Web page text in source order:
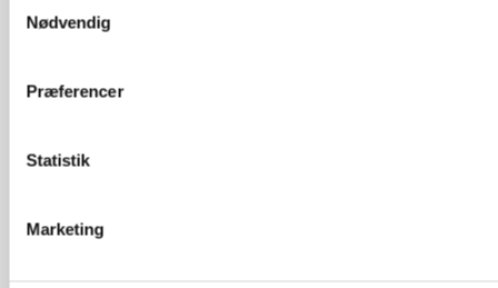
Nødvendig
Præferencer
Statistik
Marketing